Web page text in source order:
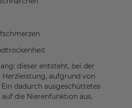
dieser entsteht, bei der
Herzleistung, aufgrund von
dadurch ausgeschüttetes
die Nierenfunktion aus.